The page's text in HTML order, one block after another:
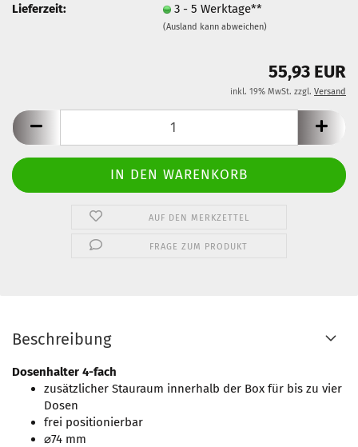
Lieferzeit:
3 - 5 Werktage**
(Ausland kann abweichen)
55,93 EUR
inkl. 19% MwSt. zzgl. Versand
AUF DEN MERKZETTEL
FRAGE ZUM PRODUKT
Beschreibung
Dosenhalter 4-fach
zusätzlicher Stauraum innerhalb der Box für bis zu vier
Dosen
frei positionierbar
⌀74 mm